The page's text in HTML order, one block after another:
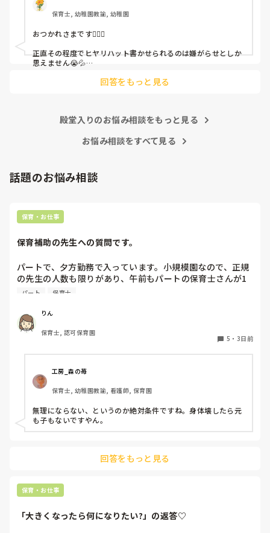
これだけで30〜40分拘束されて辛いです
皆さんの園はどうですか?
保育士, 幼稚園教諭, 幼稚園
おつかれさまです🙇🏻‍♀️
正直その程度でヒヤリハット書かせられるのは嫌がらせとしか
思えません😭💦
回答をもっと見る
殿堂入りのお悩み相談をもっと見る
お悩み相談をすべて見る
話題のお悩み相談
保育・お仕事
保育補助の先生への質問です。
パートで、夕方勤務で入っています。小規模園なので、正規
の先生の人数も限りがあり、午前もパートの保育士さんが1
人いたのですが、辞められて配置的にはギリギリで回されて
私自身、他にダブルワークもせず、午前、自分の家の用事だ
けで特に忙しくもないので、もともと、100名を超える保育
園でフリーをしていたこともあり、午前保育も業務的には大
せん。
上のような状況だと、皆さんなら、午前保育、手伝います
園長からは、この日、大丈夫とか聞かれたりします。が、辛
ければ大丈夫だからとも言われます。正規の先生の体力の方
も心配です。
パート 保育士
りん
保育士, 認可保育園
5 ・ 3日前
工房_森の苺
保育士, 幼稚園教諭, 看護師, 保育園
無理にならない、というのか絶対条件ですね。身体壊したら元
も子もないですやん。
回答をもっと見る
保育・お仕事
「大きくなったら何になりたい?」の返答♡